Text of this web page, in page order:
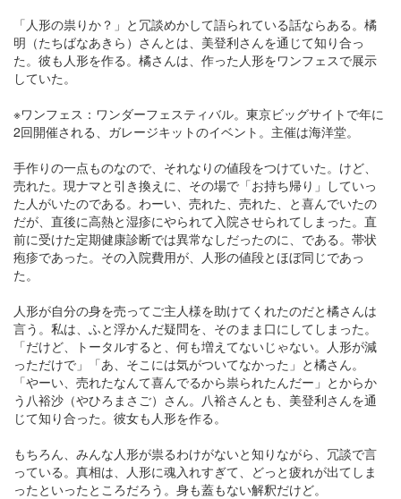
「人形の祟りか？」と冗談めかして語られている話ならある。橘
明（たちばなあきら）さんとは、美登利さんを通じて知り合っ
た。彼も人形を作る。橘さんは、作った人形をワンフェスで展示
していた。
※ワンフェス：ワンダーフェスティバル。東京ビッグサイトで年に
2回開催される、ガレージキットのイベント。主催は海洋堂。
手作りの一点ものなので、それなりの値段をつけていた。けど、
売れた。現ナマと引き換えに、その場で「お持ち帰り」していっ
た人がいたのである。わーい、売れた、売れた、と喜んでいたの
だが、直後に高熱と湿疹にやられて入院させられてしまった。直
前に受けた定期健康診断では異常なしだったのに、である。帯状
疱疹であった。その入院費用が、人形の値段とほぼ同じであっ
た。
人形が自分の身を売ってご主人様を助けてくれたのだと橘さんは
言う。私は、ふと浮かんだ疑問を、そのまま口にしてしまった。
「だけど、トータルすると、何も増えてないじゃない。人形が減
っただけで」「あ、そこには気がついてなかった」と橘さん。
「やーい、売れたなんて喜んでるから祟られたんだー」とからか
う八裕沙（やひろまさご）さん。八裕さんとも、美登利さんを通
じて知り合った。彼女も人形を作る。
もちろん、みんな人形が祟るわけがないと知りながら、冗談で言
っている。真相は、人形に魂入れすぎて、どっと疲れが出てしま
ったといったところだろう。身も蓋もない解釈だけど。